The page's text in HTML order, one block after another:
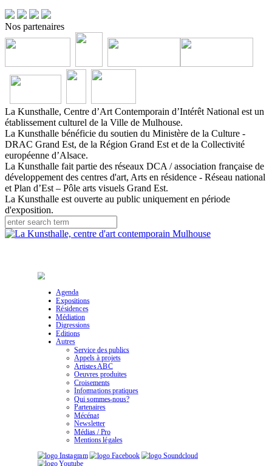
Nos partenaires
La Kunsthalle, Centre d’Art Contemporain d’Intérêt National est un
établissement culturel de la Ville de Mulhouse.
La Kunsthalle bénéficie du soutien du Ministère de la Culture -
DRAC Grand Est, de la Région Grand Est et de la Collectivité
européenne d’Alsace.
La Kunsthalle fait partie des réseaux DCA / association française de
développement des centres d'art, Arts en résidence - Réseau national
et Plan d’Est – Pôle arts visuels Grand Est.
La Kunsthalle est ouverte au public uniquement en période
d'exposition.
Agenda
Expositions
Résidences
Médiation
Digressions
Editions
Autres
Service des publics
Appels à projets
Artistes ABC
Oeuvres produites
Croisements
Informations pratiques
Qui sommes-nous?
Partenaires
Mécénat
Newsletter
Médias / Pro
Mentions légales